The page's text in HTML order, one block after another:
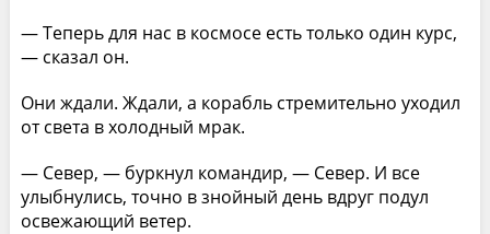
— Теперь для нас в космосе есть только один курс,
— сказал он.
Они ждали. Ждали, а корабль стремительно уходил
от света в холодный мрак.
— Север, — буркнул командир, — Север. И все
улыбнулись, точно в знойный день вдруг подул
освежающий ветер.